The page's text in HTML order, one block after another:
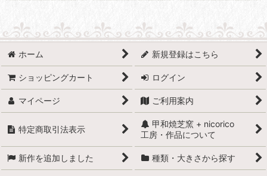
ホーム 新規登録はこちら
ショッピングカート ログイン
マイページ ご利用案内
特定商取引法表示
甲和焼芝窯 + nicorico
工房・作品について
新作を追加しました 種類・大きさから探す